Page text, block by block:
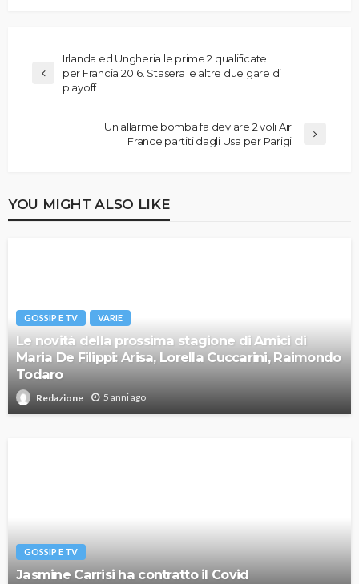
Irlanda ed Ungheria le prime 2 qualificate
per Francia 2016. Stasera le altre due gare di
playoff
Un allarme bomba fa deviare 2 voli Air
France partiti dagli Usa per Parigi
YOU MIGHT ALSO LIKE
GOSSIP E TV VARIE
Le novità della prossima stagione di Amici di
Maria De Filippi: Arisa, Lorella Cuccarini, Raimondo
Todaro
Redazione 5 anni ago
GOSSIP E TV
Jasmine Carrisi ha contratto il Covid